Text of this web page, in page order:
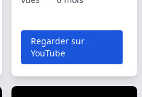
Regarder sur
YouTube